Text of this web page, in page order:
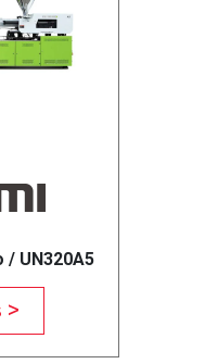
/ UN320A5
>